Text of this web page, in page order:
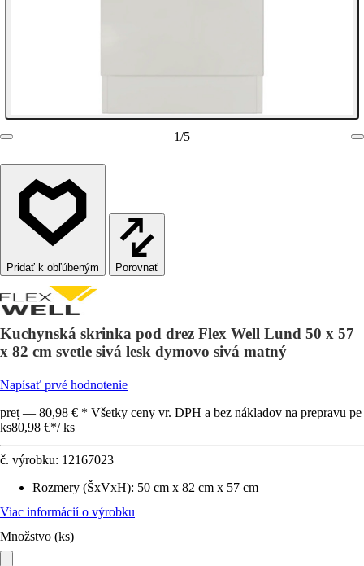
1/5
Porovnať
Kuchynská skrinka pod drez Flex Well Lund 50 x 57
x 82 cm svetle sivá lesk dymovo sivá matný
Napísať prvé hodnotenie
preț — 80,98 € * Všetky ceny vr. DPH a bez nákladov na prepravu pe
ks80,98 €*/ ks
č. výrobku: 12167023
Rozmery (ŠxVxH): 50 cm x 82 cm x 57 cm
Viac informácií o výrobku
Množstvo (ks)